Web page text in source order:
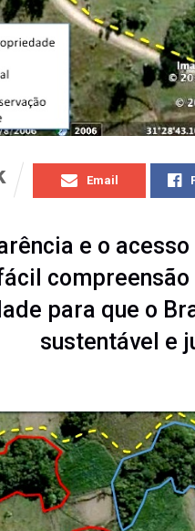
Email
e o
para que o
sustentável e